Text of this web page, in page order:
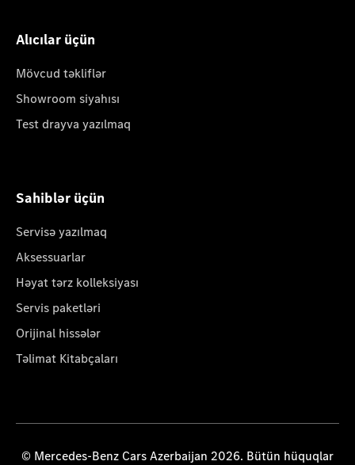
Alıcılar üçün
Mövcud təkliflər
Showroom siyahısı
Test drayva yazılmaq
Sahiblər üçün
Servisə yazılmaq
Aksessuarlar
Həyat tərz kolleksiyası
Servis paketləri
Orijinal hissələr
Təlimat Kitabçaları
© Mercedes-Benz Cars Azerbaijan 2026. Bütün hüquqlar